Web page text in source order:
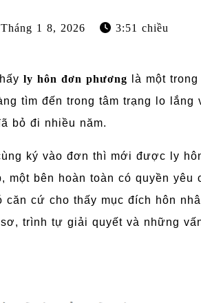
Tháng 1 8, 2026 3:51 chiều
ly hôn đơn phương là một
tìm đến trong tâm trạng lo
bỏ đi nhiều năm.
ký vào đơn thì mới được ly
bên hoàn toàn có quyền yêu
cứ cho thấy mục đích hôn
trình tự giải quyết và những